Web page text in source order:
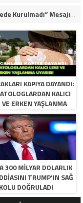
İbrahim Murat Gündüz’ün “Nizam Bir Gecede Kurulmadı” Mesajı Neden Viral Oldu?
KAPIYA DAYANDI:
KALICI
VE ERKEN YAŞLANMA
UYARISI!
300 MILYAR DOLARLIK
TRUMP’IN SAĞ
KOLU DOĞRULADI